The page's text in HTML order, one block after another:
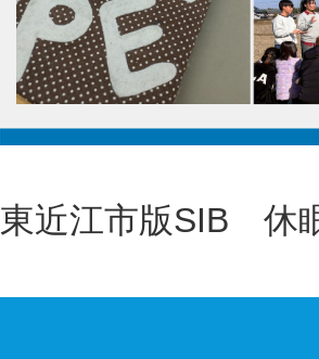
東近江市版SIB 休